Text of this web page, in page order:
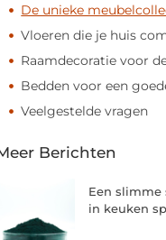
De unieke
Vloeren die je huis
Raamdecoratie voor
Bedden voor een
Veelgestelde vragen
Berichten
Een slimme
in keuken